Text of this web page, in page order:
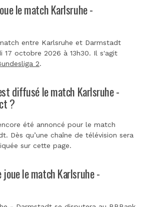
le match Karlsruhe -
entre Karlsruhe et Darmstadt
17 octobre 2026 à 13h30. Il s'agit
2.
diffusé le match Karlsruhe -
?
été annoncé pour le match
Dès qu’une chaîne de télévision sera
sur cette page.
joue le match Karlsruhe -